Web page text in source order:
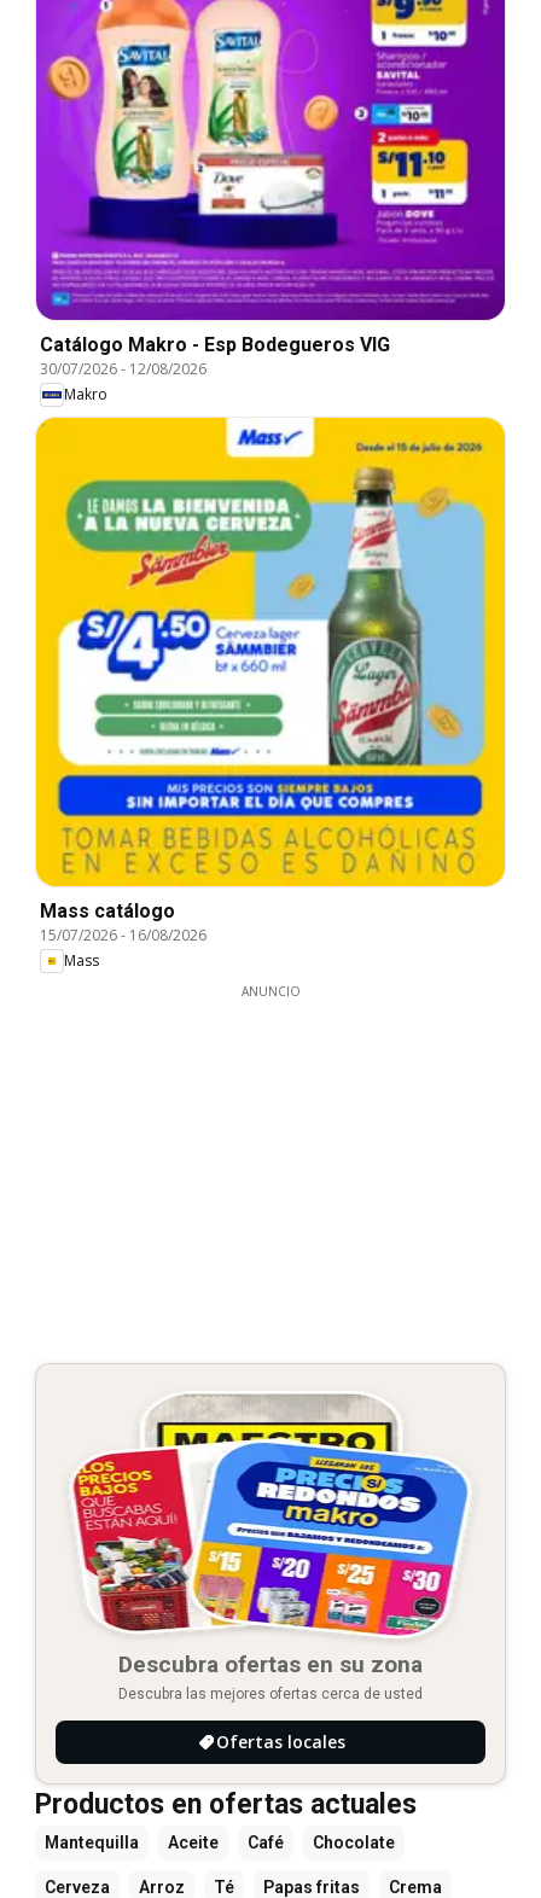
Catálogo Makro - Esp Bodegueros VIG
30/07/2026- 12/08/2026
Makro
Mass catálogo
15/07/2026- 16/08/2026
Mass
ANUNCIO
Descubra ofertas en su zona
Descubra las mejores ofertas cerca de usted
Ofertas locales
Productos en ofertas actuales
Mantequilla Aceite Café Chocolate
Cerveza Arroz Té Papas fritas Crema